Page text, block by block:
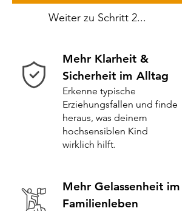
Weiter zu Schritt 2...
Mehr Klarheit &
Sicherheit im Alltag
Erkenne typische
Erziehungsfallen und finde
heraus, was deinem
hochsensiblen Kind
wirklich hilft.
Mehr Gelassenheit im
Familienleben